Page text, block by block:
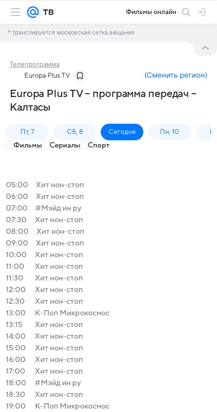
Фильмы онлайн
* транслируется московская сетка вещания
Телепрограмма
Europa Plus TV (Сменить регион)
Europa Plus TV – программа передач –
Калтасы
Пт, 7 Сб, 8 Сегодня Пн, 10
Фильмы Сериалы Спорт
05:00
Хит нон-стоп
06:00
Хит нон-стоп
07:00
#Мэйд ин ру
07:30
Хит нон-стоп
08:00
Хит нон-стоп
09:00
Хит нон-стоп
10:00
Хит нон-стоп
11:00
Хит нон-стоп
11:30
Хит нон-стоп
12:00
Хит нон-стоп
12:30
Хит нон-стоп
13:00
К-Поп Микрокосмос
13:15
Хит нон-стоп
14:00
Хит нон-стоп
15:00
Хит нон-стоп
16:00
Хит нон-стоп
17:00
Хит нон-стоп
18:00
#Мэйд ин ру
18:30
Хит нон-стоп
19:00
К-Поп Микрокосмос